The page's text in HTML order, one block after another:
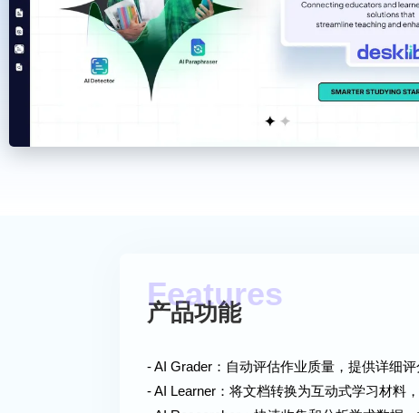
产品功能
- AI Grader：自动评估作业质量，提供详细
- AI Learner：将文档转换为互动式学习材料